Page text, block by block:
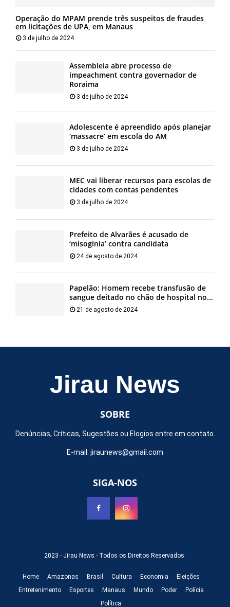
Operação do MPAM prende três suspeitos de fraudes
em licitações de UPA, em Manaus
3 de julho de 2024
Assembleia abre processo de
impeachment contra governador de
Roraima
3 de julho de 2024
Adolescente é apreendido após planejar
‘massacre’ em escola do AM
3 de julho de 2024
MEC vai liberar recursos para escolas de
cidades com contas pendentes
3 de julho de 2024
Prefeito de Alvarães é acusado de
‘misoginia’ contra candidata
24 de agosto de 2024
Papelão: Homem recebe transfusão de
sangue deitado no chão de hospital no...
21 de agosto de 2024
Jirau News
SOBRE
Denúncias, Críticas, Sugestões ou Elogios entre em contato.
E-mail: jiraunews@gmail.com
SIGA-NOS
2023 - Jirau News - Todos os Direitos Reservados.
Home Amazonas Brasil Cultura Economia
Eleições
Entretenimento
Esportes Manaus Mundo Poder
Polícia
Política